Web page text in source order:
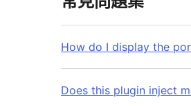
How do I display the
Does this plugin inject